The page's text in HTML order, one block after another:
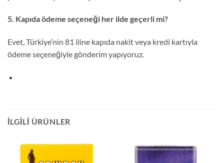
5. Kapıda ödeme seçeneği her ilde geçerli mi?
Evet, Türkiye’nin 81 iline kapıda nakit veya kredi kartıyla
ödeme seçeneğiyle gönderim yapıyoruz.
İLGILI ÜRÜNLER